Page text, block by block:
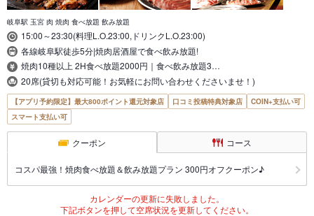
岐阜駅 玉宮 肉 焼肉 食べ放題 飲み放題
15:00～23:30(料理L.O.23:00,ドリンクL.O.23:00)
各線岐阜駅徒歩5分|焼肉居酒屋で食べ飲み放題!
焼肉10種以上 2H食べ放題2000円｜食べ飲み放題3…
20席(貸切も対応可能！お気軽にお問い合わせくださいませ！)
【アプリ予約限定】最大800ポイント還元対象店 口コミ投稿特典対象店
COIN+支払い可
スマート支払い可
クーポン コース
コスパ最強！焼肉食べ放題＆飲み放題プラン 300円オフクーポン♪
カレンダーの更新に失敗しました。
下記ボタンを押して空席状況を更新してください。